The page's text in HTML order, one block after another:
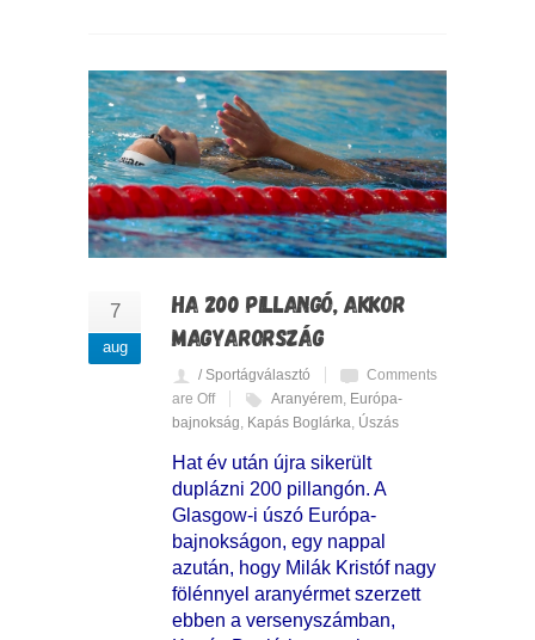
7
aug
HA 200 PILLANGÓ, AKKOR
MAGYARORSZÁG
/ Sportágválasztó
Comments
are Off
Aranyérem, Európa-
bajnokság, Kapás Boglárka, Úszás
Hat év után újra sikerült
duplázni 200 pillangón. A
Glasgow-i úszó Európa-
bajnokságon, egy nappal
azután, hogy Milák Kristóf nagy
fölénnyel aranyérmet szerzett
ebben a versenyszámban,